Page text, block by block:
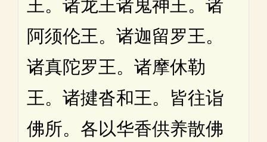
王。诸龙王诸鬼神王。诸
阿须伦王。诸迦留罗王。
诸真陀罗王。诸摩休勒
王。诸揵沓和王。皆往诣
佛所。各以华香供养散佛